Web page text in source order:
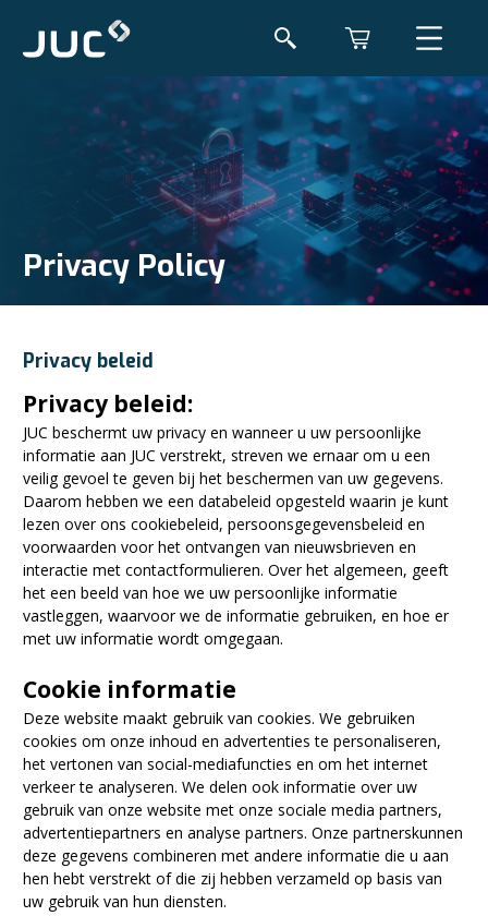
Privacy Policy
Privacy beleid
Privacy beleid:
JUC beschermt uw privacy en wanneer u uw persoonlijke
informatie aan JUC verstrekt, streven we ernaar om u een
veilig gevoel te geven bij het beschermen van uw gegevens.
Daarom hebben we een databeleid opgesteld waarin je kunt
lezen over ons cookiebeleid, persoonsgegevensbeleid en
voorwaarden voor het ontvangen van nieuwsbrieven en
interactie met contactformulieren. Over het algemeen, geeft
het een beeld van hoe we uw persoonlijke informatie
vastleggen, waarvoor we de informatie gebruiken, en hoe er
met uw informatie wordt omgegaan.
Cookie informatie
Deze website maakt gebruik van cookies. We gebruiken
cookies om onze inhoud en advertenties te personaliseren,
het vertonen van social-mediafuncties en om het internet
verkeer te analyseren. We delen ook informatie over uw
gebruik van onze website met onze sociale media partners,
advertentiepartners en analyse partners. Onze partnerskunnen
deze gegevens combineren met andere informatie die u aan
hen hebt verstrekt of die zij hebben verzameld op basis van
uw gebruik van hun diensten.